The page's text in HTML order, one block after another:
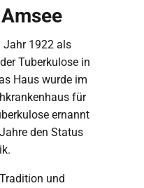
Jahr 1922 als
Tuberkulose in
Haus wurde im
für
ernannt
den Status
und